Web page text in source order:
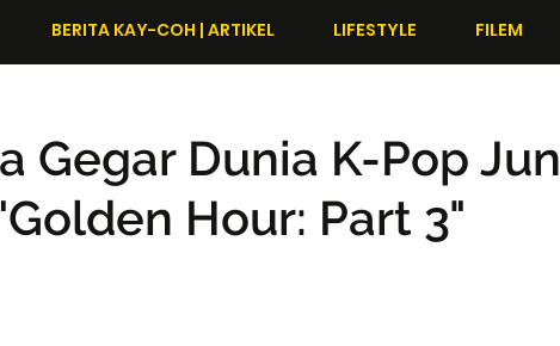
BERITA KAY-COH | ARTIKEL LIFESTYLE FILEM
Gegar Dunia K-Pop Jun
Hour: Part 3"